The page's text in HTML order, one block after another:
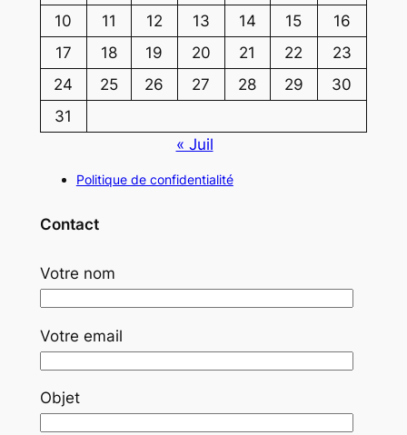
10
11 12 13 14 15
16
17
18 19 20 21 22
23
24
25 26 27 28 29
30
31
« Juil
Politique de confidentialité
Contact
Votre nom
Votre email
Objet